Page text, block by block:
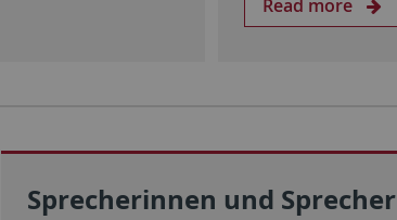
Read more
Sprecherinnen und Sprecher